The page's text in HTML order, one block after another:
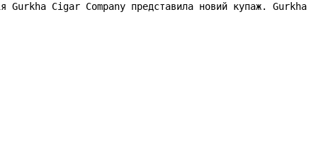
Gurkha Cigar Company представила новий купаж.